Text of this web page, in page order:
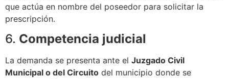
que actúa en nombre del poseedor para solicitar la
prescripción.
6. Competencia judicial
La demanda se presenta ante el Juzgado Civil
Municipal o del Circuito del municipio donde se